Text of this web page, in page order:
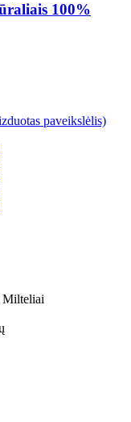
100%
Milteliai